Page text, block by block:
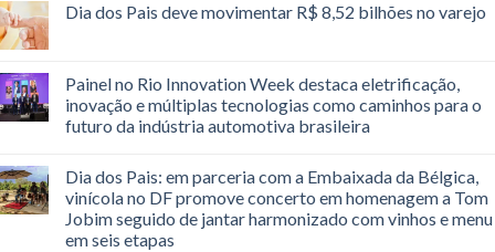
Dia dos Pais deve movimentar R$ 8,52 bilhões no varejo
Painel no Rio Innovation Week destaca eletrificação,
inovação e múltiplas tecnologias como caminhos para o
futuro da indústria automotiva brasileira
Dia dos Pais: em parceria com a Embaixada da Bélgica,
vinícola no DF promove concerto em homenagem a Tom
Jobim seguido de jantar harmonizado com vinhos e menu
em seis etapas